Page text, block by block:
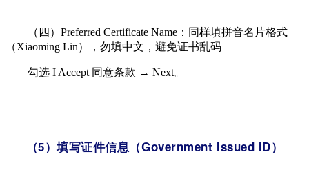
（四）Preferred Certificate Name：同样填拼音名片格式
（Xiaoming Lin），勿填中文，避免证书乱码
勾选 I Accept​ 同意条款 → Next。
（5）填写证件信息（Government Issued ID）